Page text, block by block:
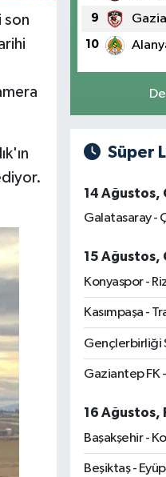
son
9
10
Süper
14 Ağustos,
Galatasaray -
15 Ağustos,
Konyaspor -
Kasımpaşa -
Gençlerbirliği
Gaziantep FK
16 Ağustos,
Başakşehir -
Beşiktaş -